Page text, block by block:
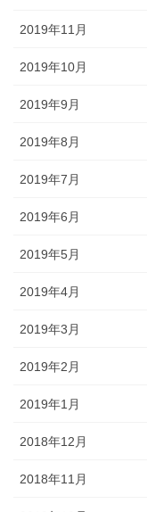
2019年11月
2019年10月
2019年9月
2019年8月
2019年7月
2019年6月
2019年5月
2019年4月
2019年3月
2019年2月
2019年1月
2018年12月
2018年11月